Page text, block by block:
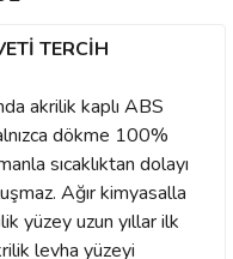
TERCİH
akrilik kaplı ABS
dökme 100%
sıcaklıktan dolayı
Ağır kimyasalla
yüzey uzun yıllar ilk
levha yüzeyi